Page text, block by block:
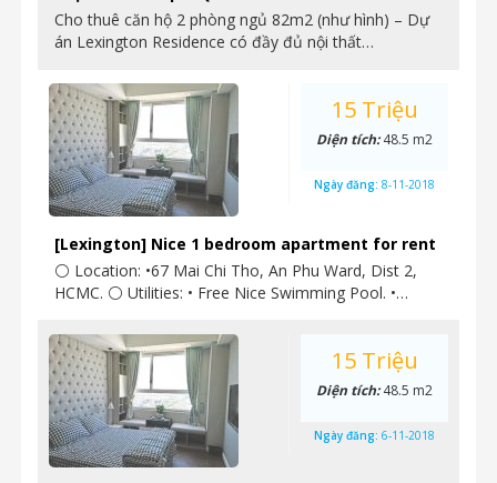
Cho thuê căn hộ 2 phòng ngủ 82m2 (như hình) – Dự
án Lexington Residence có đầy đủ nội thất…
[Lexington] Nice 1 bedroom apartment for rent
⚪ Location: •67 Mai Chi Tho, An Phu Ward, Dist 2,
HCMC. ⚪ Utilities: • Free Nice Swimming Pool. •…
15 Triệu
Diện tích:48.5 m2
Ngày đăng: 8-11-2018
15 Triệu
Diện tích:48.5 m2
Ngày đăng: 6-11-2018